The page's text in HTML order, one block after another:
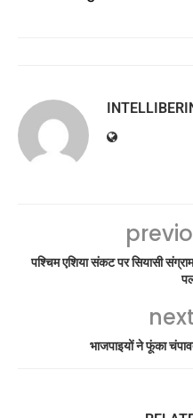
पश्चिम एशिया संकट पर सियासी
भाजपाइयों ने फूंका